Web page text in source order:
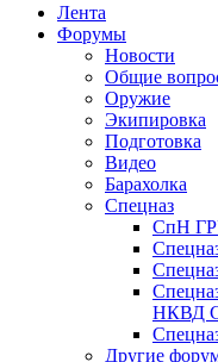
Лента
Форумы
Новости
Общие
Оружие
Экипировка
Подготовка
Видео
Барахолка
Спецназ
СпН
НКВД
Другие